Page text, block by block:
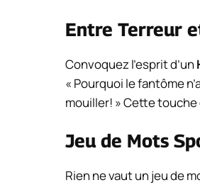
Entre Terreur
Convoquez l’esprit d’un
« Pourquoi le fantôme
mouiller! » Cette touche
Jeu de Mots
Rien ne vaut un jeu de